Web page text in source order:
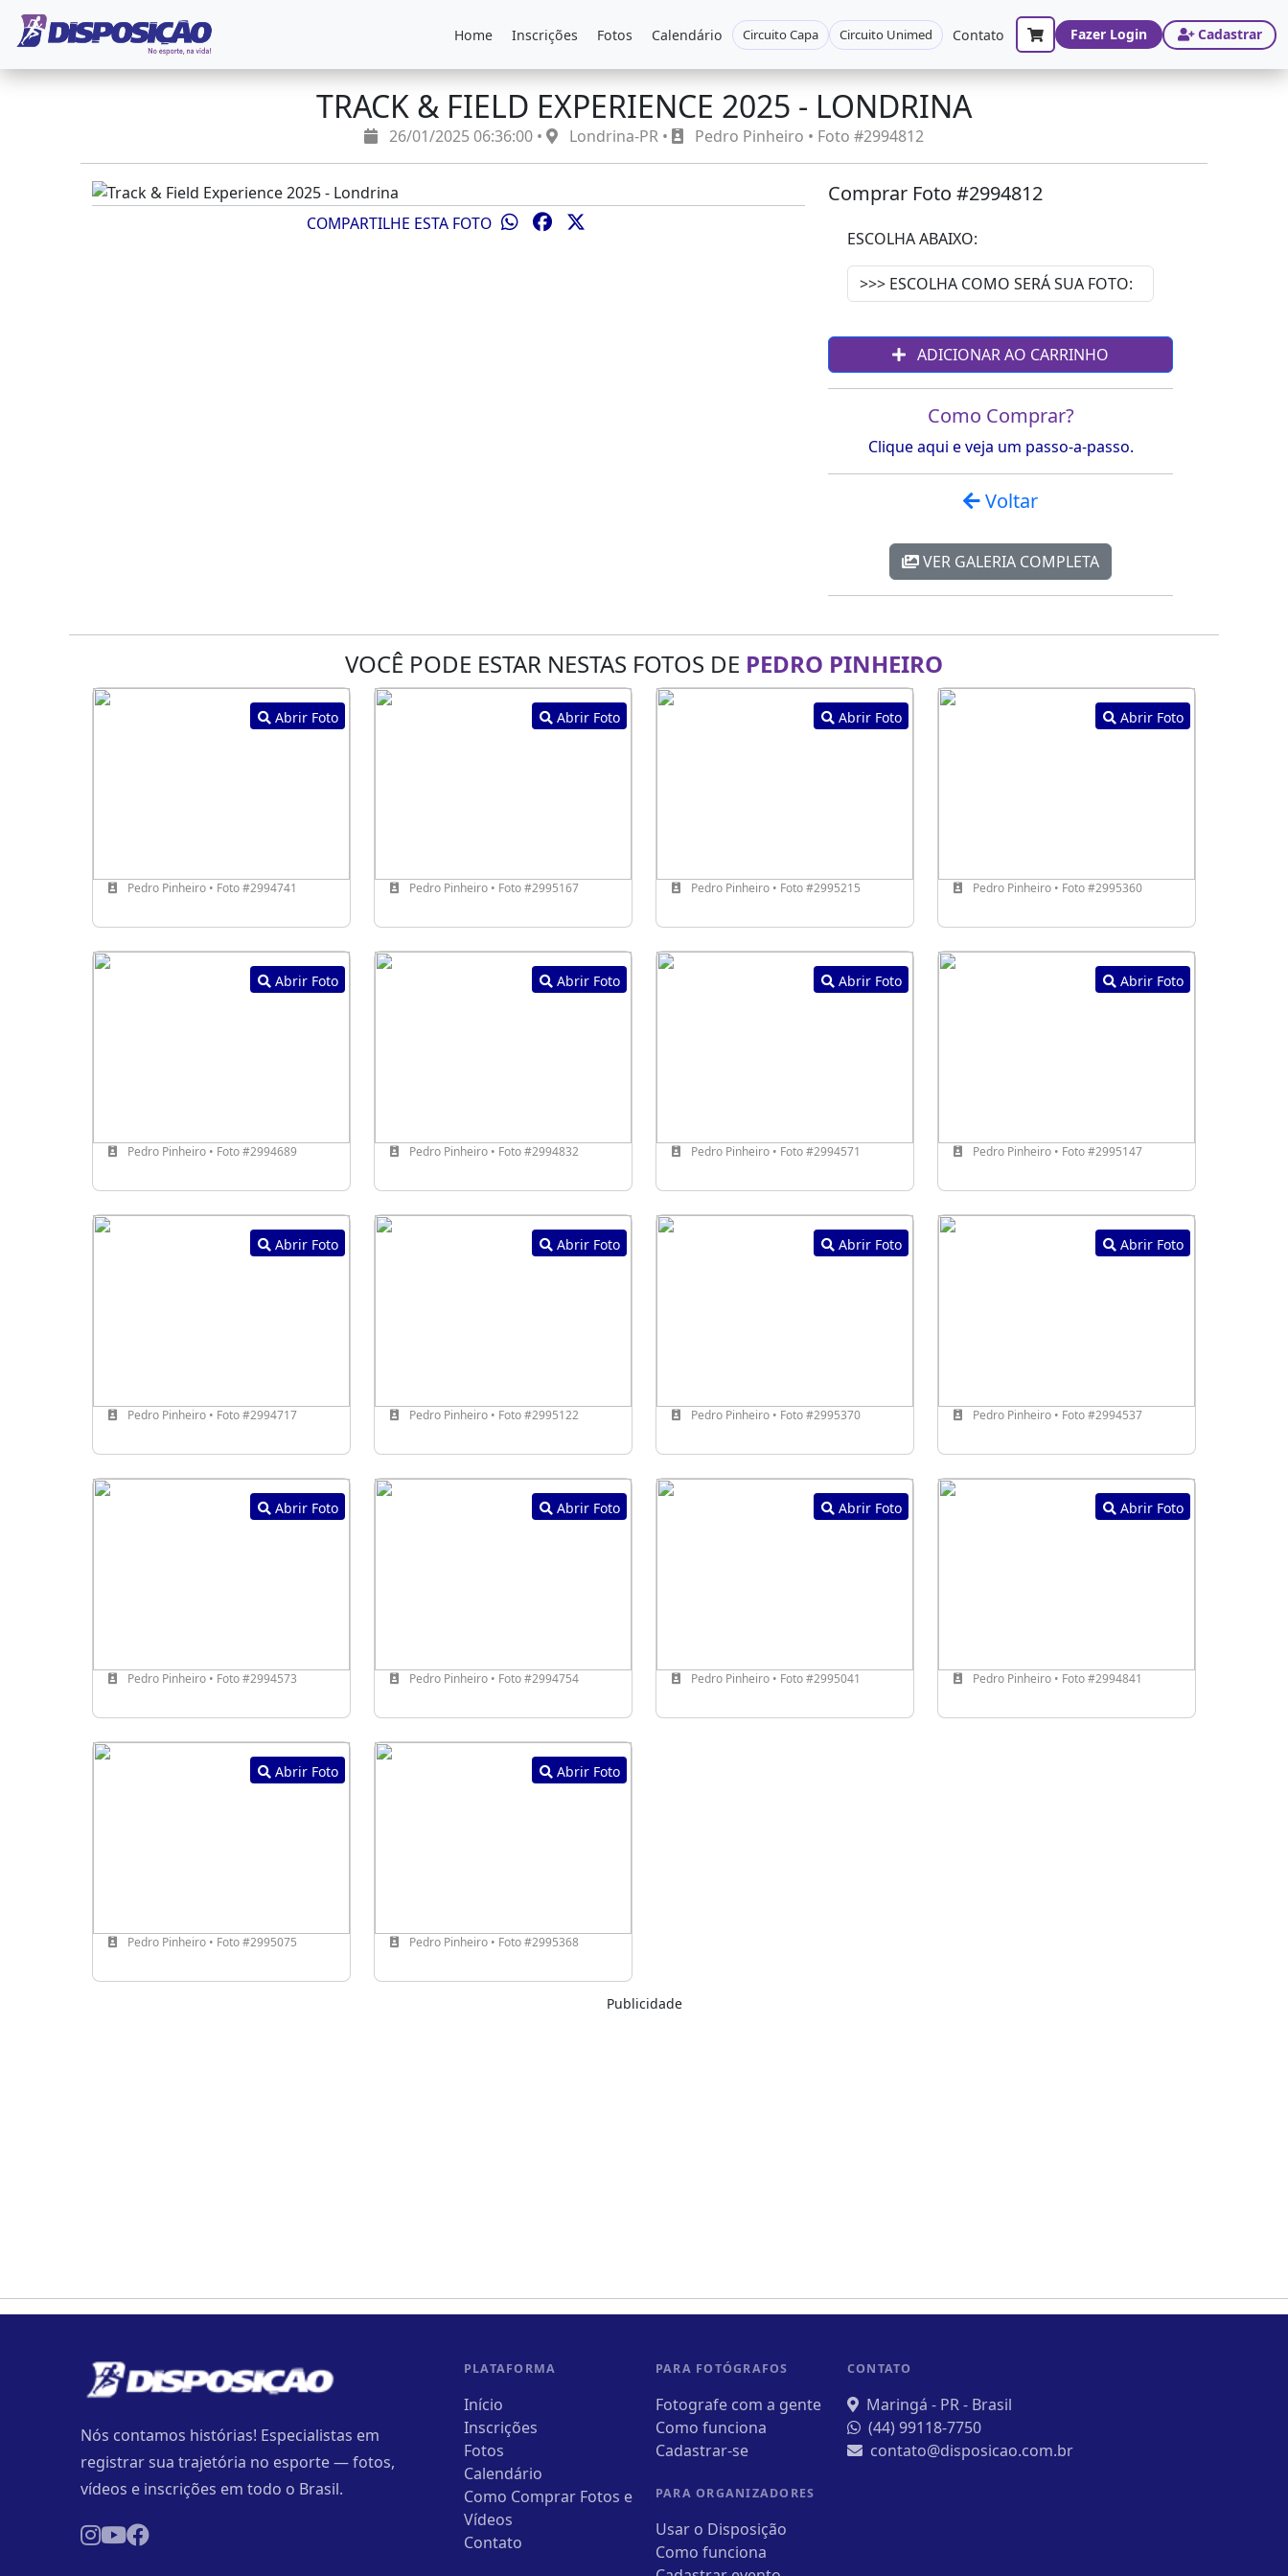
Home Inscrições Fotos Calendário Circuito Capa Circuito Unimed Contato Fazer Login Cadastrar
TRACK & FIELD EXPERIENCE 2025 - LONDRINA
26/01/2025 06:36:00 • Londrina-PR • Pedro Pinheiro • Foto #2994812
COMPARTILHE ESTA FOTO
Comprar Foto #2994812
ESCOLHA ABAIXO:
ADICIONAR AO CARRINHO
Como Comprar?
Clique aqui e veja um passo-a-passo.
Voltar
VER GALERIA COMPLETA
VOCÊ PODE ESTAR NESTAS FOTOS DE PEDRO PINHEIRO
Abrir Foto
Pedro Pinheiro • Foto #2994741
Abrir Foto
Pedro Pinheiro • Foto #2995167
Abrir Foto
Pedro Pinheiro • Foto #2995215
Abrir Foto
Pedro Pinheiro • Foto #2995360
Abrir Foto
Pedro Pinheiro • Foto #2994689
Abrir Foto
Pedro Pinheiro • Foto #2994832
Abrir Foto
Pedro Pinheiro • Foto #2994571
Abrir Foto
Pedro Pinheiro • Foto #2995147
Abrir Foto
Pedro Pinheiro • Foto #2994717
Abrir Foto
Pedro Pinheiro • Foto #2995122
Abrir Foto
Pedro Pinheiro • Foto #2995370
Abrir Foto
Pedro Pinheiro • Foto #2994537
Abrir Foto
Pedro Pinheiro • Foto #2994573
Abrir Foto
Pedro Pinheiro • Foto #2994754
Abrir Foto
Pedro Pinheiro • Foto #2995041
Abrir Foto
Pedro Pinheiro • Foto #2994841
Abrir Foto
Pedro Pinheiro • Foto #2995075
Abrir Foto
Pedro Pinheiro • Foto #2995368
Publicidade
Nós contamos histórias! Especialistas em
registrar sua trajetória no esporte — fotos,
vídeos e inscrições em todo o Brasil.
PLATAFORMA
Início
Inscrições
Fotos
Calendário
Como Comprar Fotos e
Vídeos
Contato
PARA FOTÓGRAFOS
Fotografe com a gente
Como funciona
Cadastrar-se
PARA ORGANIZADORES
Usar o Disposição
Como funciona
CONTATO
Maringá - PR - Brasil
(44) 99118-7750
contato@disposicao.com.br